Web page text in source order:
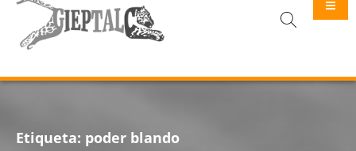
GIEPTALC
Etiqueta: poder blando